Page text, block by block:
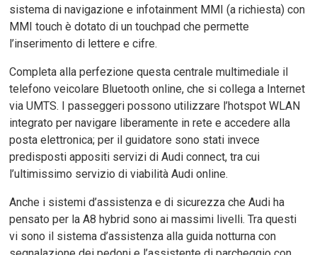
sistema di navigazione e infotainment MMI (a richiesta) con
MMI touch è dotato di un touchpad che permette
l’inserimento di lettere e cifre.
Completa alla perfezione questa centrale multimediale il
telefono veicolare Bluetooth online, che si collega a Internet
via UMTS. I passeggeri possono utilizzare l’hotspot WLAN
integrato per navigare liberamente in rete e accedere alla
posta elettronica; per il guidatore sono stati invece
predisposti appositi servizi di Audi connect, tra cui
l’ultimissimo servizio di viabilità Audi online.
Anche i sistemi d’assistenza e di sicurezza che Audi ha
pensato per la A8 hybrid sono ai massimi livelli. Tra questi
vi sono il sistema d’assistenza alla guida notturna con